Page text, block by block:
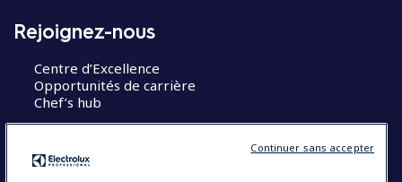
Rejoignez-nous
Centre d’Excellence
Opportunités de carrière
Chef’s hub
Continuer sans accepter